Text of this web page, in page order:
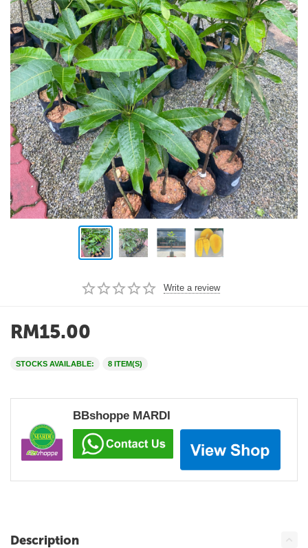
Write a review
RM15.00
STOCKS AVAILABLE: 8 ITEM(S)
BBshoppe MARDI
Description